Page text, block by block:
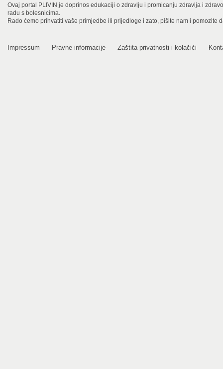
Ovaj portal PLIVIN je doprinos edukaciji o zdravlju i promicanju zdravlja i
radu s bolesnicima.
Rado ćemo prihvatiti vaše primjedbe ili prijedloge i zato, pišite nam i pomozite
Impressum Pravne informacije Zaštita privatnosti i kolačići